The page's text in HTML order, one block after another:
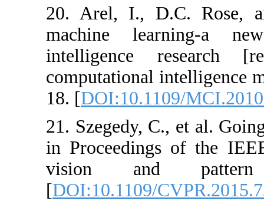
20. Arel, I.,
machine
intelligence
computational
18. [
21. Szegedy,
in
vision
[DOI:10.1109/